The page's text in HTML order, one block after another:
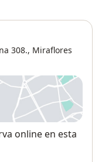
308., Miraflores
en una nueva
online en esta